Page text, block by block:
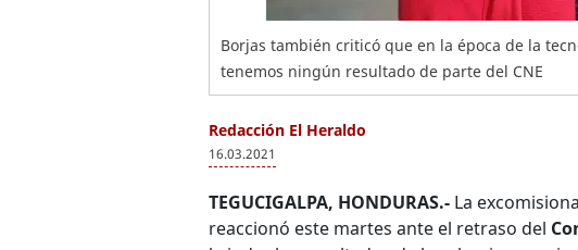
Borjas también criticó que en la época de la
tenemos ningún resultado de parte del CNE
Redacción El Heraldo
16.03.2021
TEGUCIGALPA, HONDURAS.- La
reaccionó este martes ante el retraso del